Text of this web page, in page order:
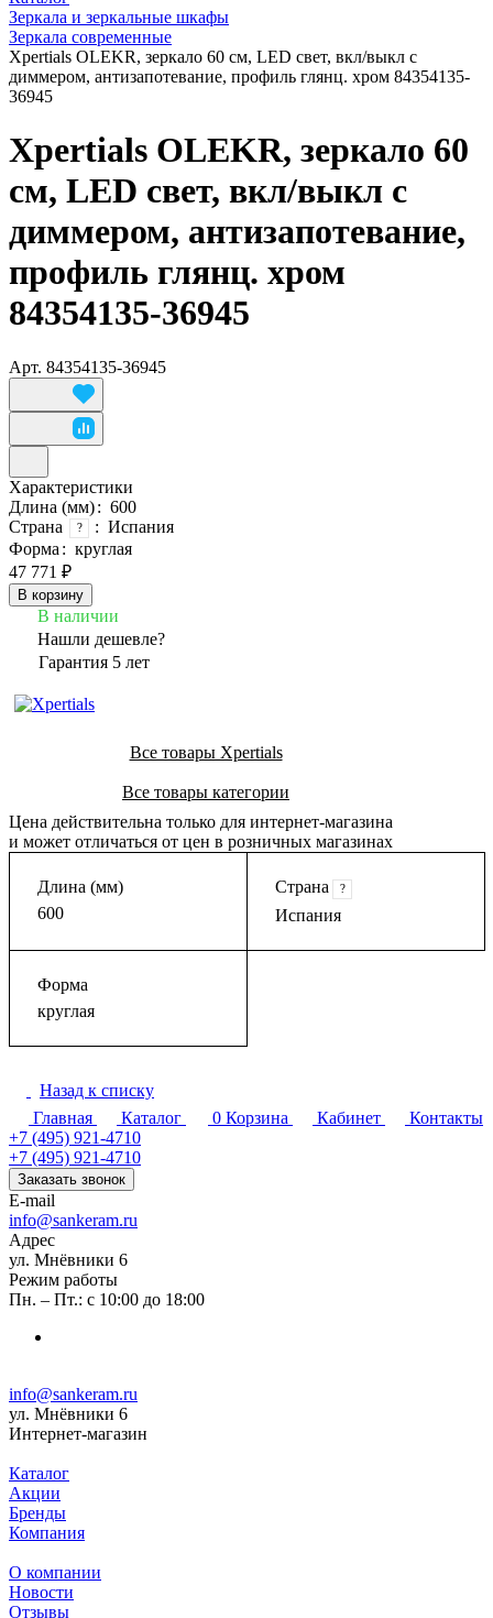
Зеркала и зеркальные шкафы
Зеркала современные
Xpertials OLEKR, зеркало 60 см, LED свет, вкл/выкл с
диммером, антизапотевание, профиль глянц. хром 84354135-
36945
Xpertials OLEKR, зеркало 60
см, LED свет, вкл/выкл с
диммером, антизапотевание,
профиль глянц. хром
84354135-36945
Арт. 84354135-36945
Характеристики
Длина (мм): 600
Страна
? : Испания
Форма: круглая
47 771 ₽
В корзину
В наличии
Нашли дешевле?
Гарантия 5 лет
Все товары Xpertials
Все товары категории
Цена действительна только для интернет-магазина
и может отличаться от цен в розничных магазинах
Длина (мм)
600
Страна ?
Испания
Форма
круглая
Назад к списку
Главная
Каталог 0 Корзина Кабинет
Контакты
+7 (495) 921-4710
+7 (495) 921-4710
Заказать звонок
E-mail
info@sankeram.ru
Адрес
ул. Мнёвники 6
Режим работы
Пн. – Пт.: с 10:00 до 18:00
info@sankeram.ru
ул. Мнёвники 6
Интернет-магазин
Каталог
Акции
Бренды
Компания
О компании
Новости
Отзывы